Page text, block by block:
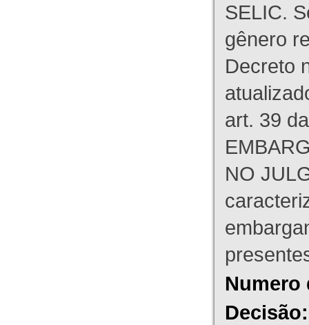
SELIC.
gênero
Decreto
art. 39
NO
Numero
Decisão: